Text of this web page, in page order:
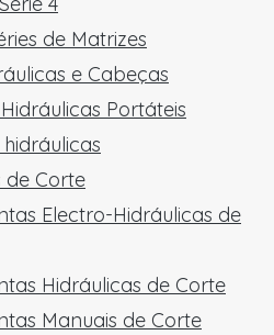
de Matrizes
e Cabeças
Portáteis
de Corte
Electro-Hidráulicas de
Hidráulicas de Corte
Manuais de Corte